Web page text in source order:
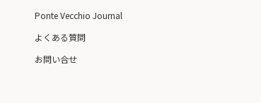
Ponte Vecchio Journal
よくある質問
お問い合せ